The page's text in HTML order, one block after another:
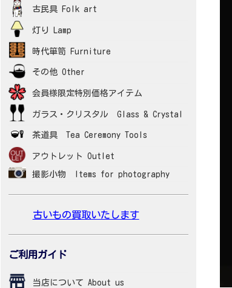
古民具 Folk art
灯り Lamp
時代箪笥 Furniture
その他 Other
会員様限定特別価格アイテム
ガラス・クリスタル Glass & Crystal
茶道具 Tea Ceremony Tools
アウトレット Outlet
撮影小物 Items for photography
古いもの買取いたします
ご利用ガイド
当店について About us